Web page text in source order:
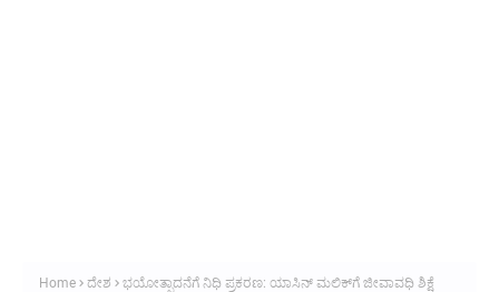
Home ದೇಶ ಭಯೋತ್ಪಾದನೆಗೆ ನಿಧಿ ಪ್ರಕರಣ: ಯಾಸಿನ್ ಮಲಿಕ್‌ಗೆ ಜೀವಾವಧಿ ಶಿಕ್ಷೆ